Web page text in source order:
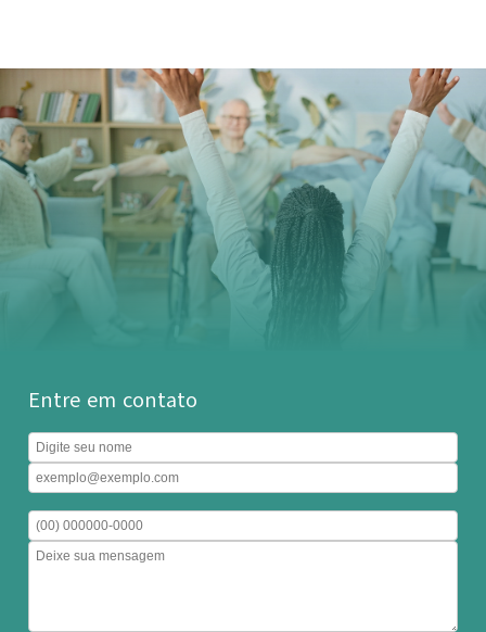
Entre em contato